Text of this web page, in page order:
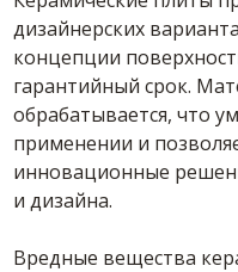
дизайнерских
концепции
гарантийный срок.
обрабатывается, что
применении и
инновационные
и дизайна.
Вредные вещества